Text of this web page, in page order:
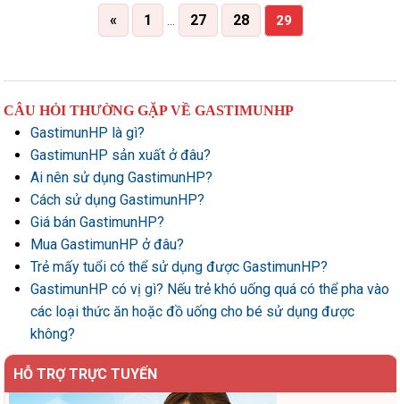
« 1 … 27 28 29
CÂU HỎI THƯỜNG GẶP VỀ GASTIMUNHP
GastimunHP là gì?
GastimunHP sản xuất ở đâu?
Ai nên sử dụng GastimunHP?
Cách sử dụng GastimunHP?
Giá bán GastimunHP?
Mua GastimunHP ở đâu?
Trẻ mấy tuổi có thể sử dụng được GastimunHP?
GastimunHP có vị gì? Nếu trẻ khó uống quá có thể pha vào
các loại thức ăn hoặc đồ uống cho bé sử dụng được
không?
HỖ TRỢ TRỰC TUYẾN